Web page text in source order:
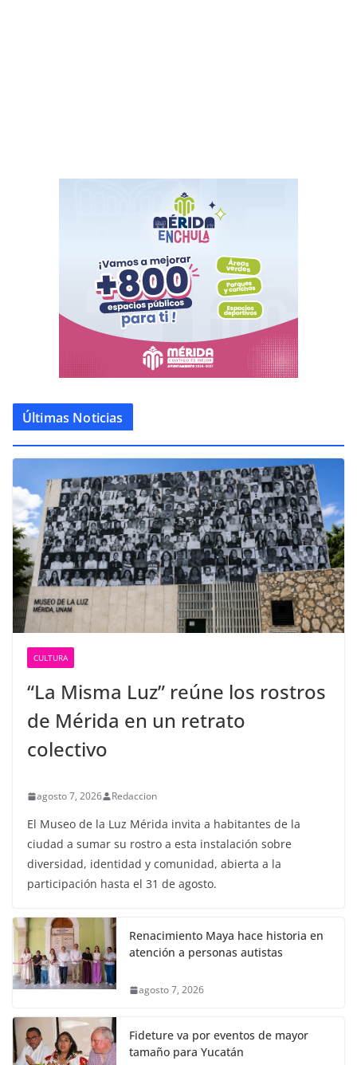
Últimas Noticias
CULTURA
“La Misma Luz” reúne los rostros
de Mérida en un retrato
colectivo
agosto 7, 2026 Redaccion
El Museo de la Luz Mérida invita a habitantes de la
ciudad a sumar su rostro a esta instalación sobre
diversidad, identidad y comunidad, abierta a la
participación hasta el 31 de agosto.
Renacimiento Maya hace historia en
atención a personas autistas
agosto 7, 2026
Fideture va por eventos de mayor
tamaño para Yucatán